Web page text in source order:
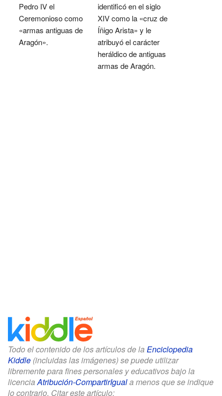
Pedro IV el
Ceremonioso como
«armas antiguas de
Aragón».
identificó en el siglo
XIV como la «cruz de
Íñigo Arista» y le
atribuyó el carácter
heráldico de antiguas
armas de Aragón.
Todo el contenido de los artículos de la Enciclopedia
Kiddle (incluidas las imágenes) se puede utilizar
libremente para fines personales y educativos bajo la
licenciaAtribución-CompartirIguala menos que se indique
lo contrario. Citar este artículo: